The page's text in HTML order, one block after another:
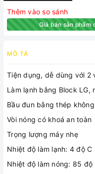
Thêm vào so sánh
Giá bán sản phẩm
MÔ TẢ
Tiện dụng, dễ dùng với 2
Làm lạnh bằng Block LG,
Bầu đun bằng thép
Vòi nóng có khoá an toàn
Trọng lượng máy nhẹ
Nhiệt độ làm lạnh: 4 độ C
Nhiệt độ làm nóng: 85